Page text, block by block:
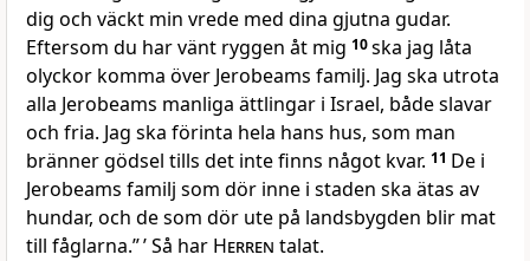
dig och väckt min vrede med dina gjutna gudar.
Eftersom du har vänt ryggen åt mig 10ska jag låta
olyckor komma över Jerobeams familj. Jag ska utrota
alla Jerobeams manliga ättlingar i Israel, både slavar
och fria. Jag ska förinta hela hans hus, som man
bränner gödsel tills det inte finns något kvar. 11 De i
Jerobeams familj som dör inne i staden ska ätas av
hundar, och de som dör ute på landsbygden blir mat
till fåglarna.” ’ Så har Herren talat.